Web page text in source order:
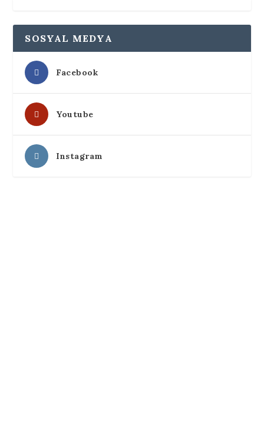
SOSYAL MEDYA
Facebook
Youtube
Instagram